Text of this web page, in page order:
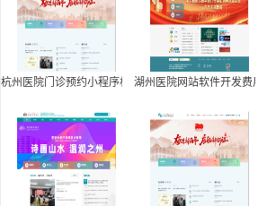
杭州医院门诊预约小程序相关行业湖州医院网站软件开发费用